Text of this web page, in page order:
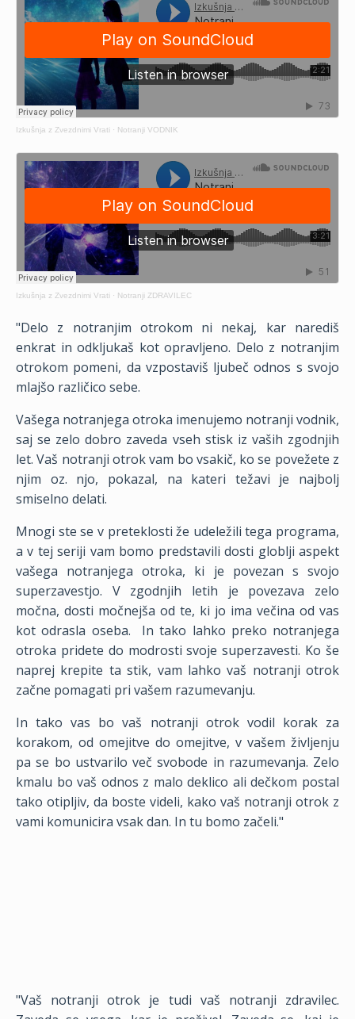
Izkušnja z Zvezdnimi Vrati · Notranji VODNIK
Izkušnja z Zvezdnimi Vrati · Notranji ZDRAVILEC
"Delo z notranjim otrokom ni nekaj, kar narediš
enkrat in odkljukaš kot opravljeno. Delo z notranjim
otrokom pomeni, da vzpostaviš ljubeč odnos s svojo
mlajšo različico sebe.
Vašega notranjega otroka imenujemo notranji vodnik,
saj se zelo dobro zaveda vseh stisk iz vaših zgodnjih
let. Vaš notranji otrok vam bo vsakič, ko se povežete z
njim oz. njo, pokazal, na kateri težavi je najbolj
smiselno delati.
Mnogi ste se v preteklosti že udeležili tega programa,
a v tej seriji vam bomo predstavili dosti globlji aspekt
vašega notranjega otroka, ki je povezan s svojo
superzavestjo. V zgodnjih letih je povezava zelo
močna, dosti močnejša od te, ki jo ima večina od vas
kot odrasla oseba.
In tako lahko preko notranjega
otroka pridete do modrosti svoje superzavesti. Ko še
naprej krepite ta stik, vam lahko vaš notranji otrok
začne pomagati pri vašem razumevanju.
In tako vas bo vaš notranji otrok vodil korak za
korakom, od omejitve do omejitve, v vašem življenju
pa se bo ustvarilo več svobode in razumevanja. Zelo
kmalu bo vaš odnos z malo deklico ali dečkom postal
tako otipljiv, da boste videli, kako vaš notranji otrok z
vami komunicira vsak dan. In tu bomo začeli."
"Vaš notranji otrok je tudi vaš notranji zdravilec.